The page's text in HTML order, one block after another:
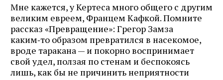
Мне кажется, у Кертеса много общего с другим
великим евреем, Францем Кафкой. Помните
рассказ «Превращение»: Грегор Замза
каким‑то образом превратился в насекомое,
вроде таракана — и покорно воспринимает
свой удел, ползая по стенам и беспокоясь
лишь, как бы не причинить неприятности